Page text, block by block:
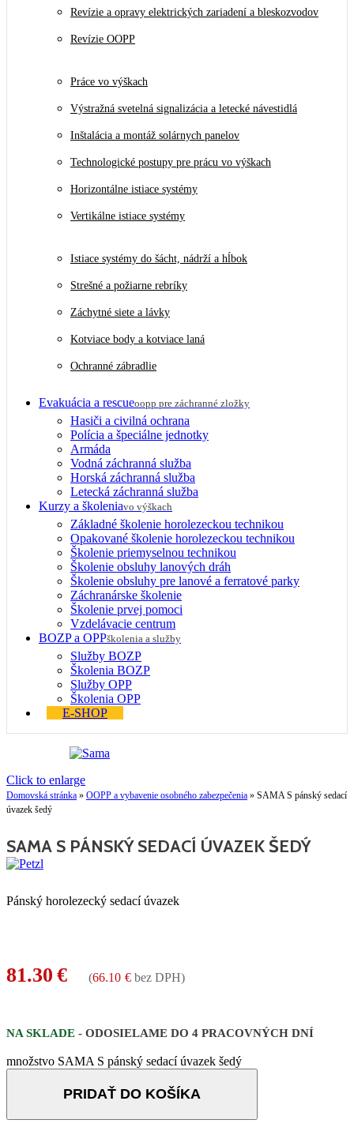
Revízie a opravy elektrických zariadení a bleskozvodov
Revízie OOPP
Práce vo výškach
Výstražná svetelná signalizácia a letecké návestidlá
Inštalácia a montáž solárnych panelov
Technologické postupy pre prácu vo výškach
Horizontálne istiace systémy
Vertikálne istiace systémy
Istiace systémy do šácht, nádrží a hĺbok
Strešné a požiarne rebríky
Záchytné siete a lávky
Kotviace body a kotviace laná
Ochranné zábradlie
Evakuácia a rescueoopp pre záchranné zložky
Hasiči a civilná ochrana
Polícia a špeciálne jednotky
Armáda
Vodná záchranná služba
Horská záchranná služba
Letecká záchranná služba
Kurzy a školeniavo výškach
Základné školenie horolezeckou technikou
Opakované školenie horolezeckou technikou
Školenie priemyselnou technikou
Školenie obsluhy lanových dráh
Školenie obsluhy pre lanové a ferratové parky
Záchranárske školenie
Školenie prvej pomoci
Vzdelávacie centrum
BOZP a OPPškolenia a služby
Služby BOZP
Školenia BOZP
Služby OPP
Školenia OPP
E-SHOP
Click to enlarge
Domovská stránka » OOPP a vybavenie osobného zabezpečenia » SAMA S pánský sedací
úvazek šedý
SAMA S PÁNSKÝ SEDACÍ ÚVAZEK ŠEDÝ
Pánský horolezecký sedací úvazek
81.30 € (66.10 € bez DPH)
NA SKLADE - ODOSIELAME DO 4 PRACOVNÝCH DNÍ
množstvo SAMA S pánský sedací úvazek šedý
PRIDAŤ DO KOŠÍKA